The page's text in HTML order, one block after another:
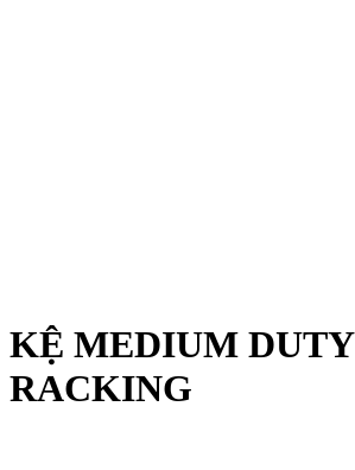
KỆ MEDIUM DUTY
RACKING